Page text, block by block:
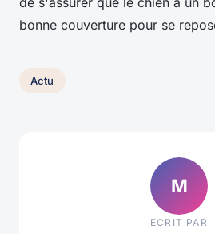
bonne couverture pour se
Actu
M
ECRIT PAR